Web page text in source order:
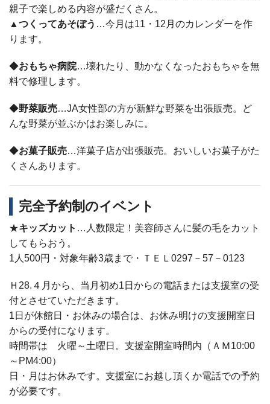
親子で楽しめる内容が盛だくさん。
▲ つくってあそぼう …今月は11・12月のカレンダーを作
ります。
◆おもちゃ病院…壊れたり、動かなくなったおもちゃを無
料で修理します。
◆野菜販売…JA女性部の方が新鮮な野菜を出張販売。ど
んな野菜が並ぶかはお楽しみに。
◆お菓子販売…洋菓子店が出張販売。おいしいお菓子がた
くさんあります。
完全予約制のイベント
★キッズカット …人数限定！美容師さんに髪の毛をカット
してもらおう。
1人500円・対象年齢3歳まで・ＴＥＬ0297－57－0123
Ｈ28.４月から、当月初め1日からの電話または支援室の受
付とさせていただきます。
1日が休館日・お休みの場合は、お休み明けの支援開室日
からの受付になります。
時間帯は 火曜～土曜日。支援室開室時間内（ＡＭ10:00
～PM4:00）
日・月はお休みです。支援室にお越し頂くか電話での予約
が必要です。